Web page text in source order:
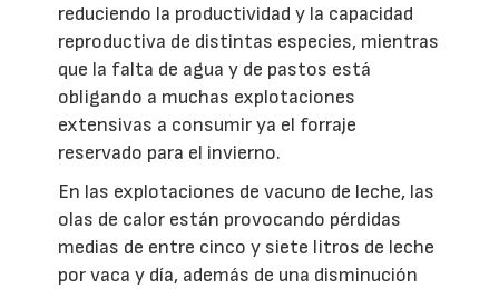
reduciendo la productividad y la capacidad
reproductiva de distintas especies, mientras
que la falta de agua y de pastos está
obligando a muchas explotaciones
extensivas a consumir ya el forraje
reservado para el invierno.
En las explotaciones de vacuno de leche, las
olas de calor están provocando pérdidas
medias de entre cinco y siete litros de leche
por vaca y día, además de una disminución